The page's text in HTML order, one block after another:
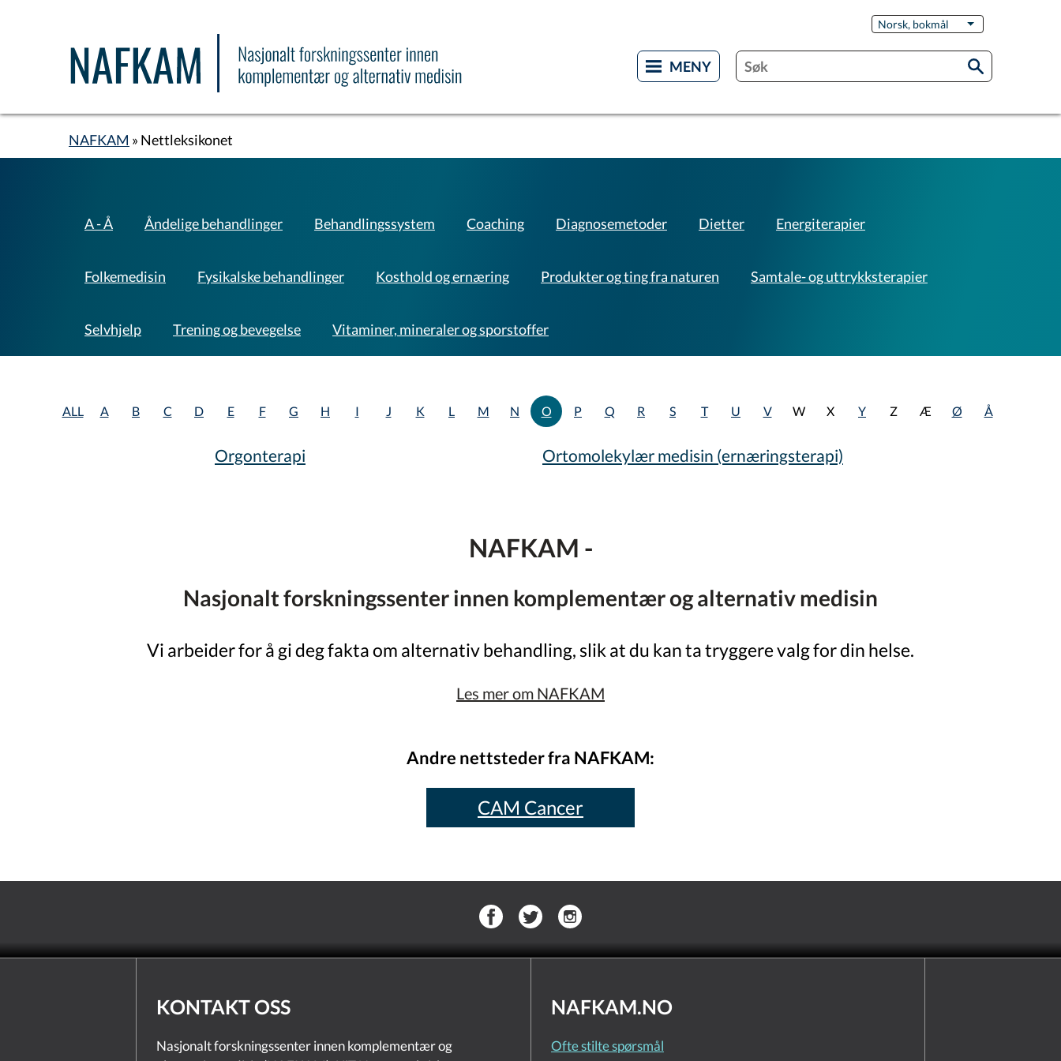
hovedinnhold
Norsk, bokmål List flere
Navigasjonssti
NAFKAM Nettleksikonet
A-
Å
A - Å Åndelige behandlinger Behandlingssystem Coaching Diagnosemetoder Dietter Energiterapier
Folkemedisin Fysikalske behandlinger Kosthold og ernæring Produkter og ting fra naturen Samtale- og uttrykksterapier
Selvhjelp Trening og bevegelse Vitaminer, mineraler og sporstoffer
ALL A B C D E F G H I J K L M N O P Q R S T U V W X Y Z Æ Ø Å
Orgonterapi Ortomolekylær medisin (ernæringsterapi)
NAFKAM -
Nasjonalt forskningssenter innen komplementær og alternativ medisin
Vi arbeider for å gi deg fakta om alternativ behandling, slik at du kan ta tryggere valg for din helse.
Les mer om NAFKAM
Andre nettsteder fra NAFKAM:
CAM Cancer
KONTAKT OSS
Nasjonalt forskningssenter innen komplementær og
NAFKAM.NO
Ofte stilte spørsmål